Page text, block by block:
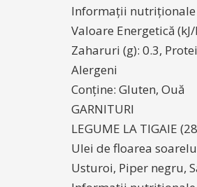
Informații nutriționale
Valoare Energetică
Zaharuri (g): 0.3,
Alergeni
Conține: Gluten, Ouă
GARNITURI
LEGUME LA TIGAIE
Ulei de floarea
Usturoi, Piper negru,